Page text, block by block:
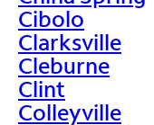
Cibolo
Clarksville
Cleburne
Clint
Colleyville